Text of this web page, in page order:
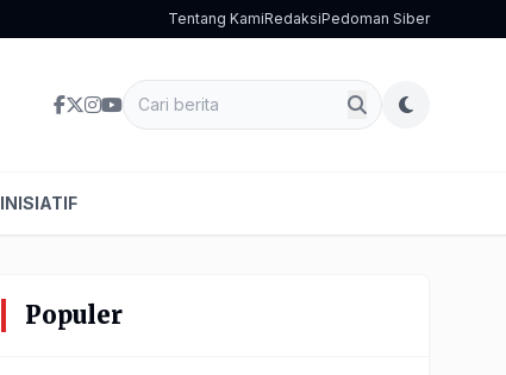
Tentang KamiRedaksiPedoman Siber
INISIATIF
Populer